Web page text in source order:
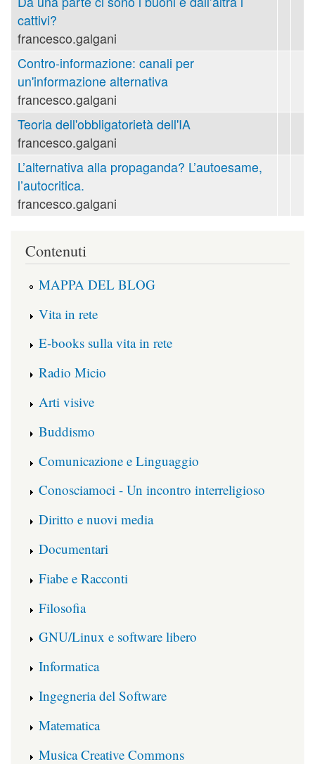
cattivi?
francesco.galgani
Contro-informazione: canali per
un'informazione alternativa
francesco.galgani
Teoria dell'obbligatorietà dell'IA
francesco.galgani
L’alternativa alla propaganda? L’autoesame,
l’autocritica.
francesco.galgani
Contenuti
MAPPA DEL BLOG
Vita in rete
E-books sulla vita in rete
Radio Micio
Arti visive
Buddismo
Comunicazione e Linguaggio
Conosciamoci - Un incontro interreligioso
Diritto e nuovi media
Documentari
Fiabe e Racconti
Filosofia
GNU/Linux e software libero
Informatica
Ingegneria del Software
Matematica
Musica Creative Commons